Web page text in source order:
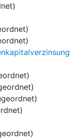
im Jahr 2019
des Jahres
seien
global aufgestellten
C…, zumal die
der
Ebenso belege die
Wachstum von 8%
Kosten
bleibe die Frage